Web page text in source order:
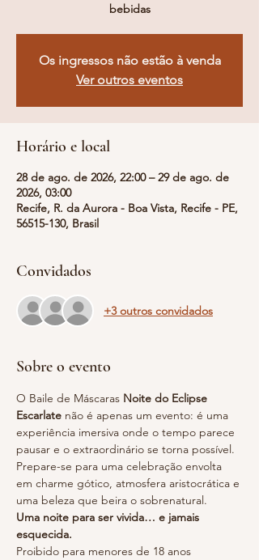
bebidas
Os ingressos não estão à venda
Ver outros eventos
Horário e local
28 de ago. de 2026, 22:00 – 29 de ago. de
2026, 03:00
Recife, R. da Aurora - Boa Vista, Recife - PE,
56515-130, Brasil
Convidados
+3 outros convidados
Sobre o evento
O Baile de Máscaras Noite do Eclipse
Escarlate não é apenas um evento: é uma
experiência imersiva onde o tempo parece
pausar e o extraordinário se torna possível.
Prepare-se para uma celebração envolta
em charme gótico, atmosfera aristocrática e
uma beleza que beira o sobrenatural.
Uma noite para ser vivida… e jamais
esquecida.
Proibido para menores de 18 anos